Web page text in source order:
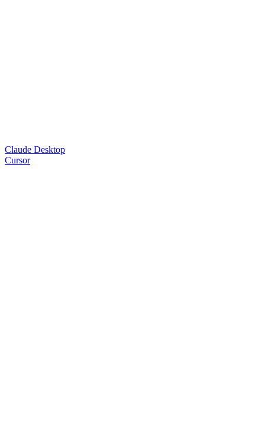
Claude Desktop
Cursor